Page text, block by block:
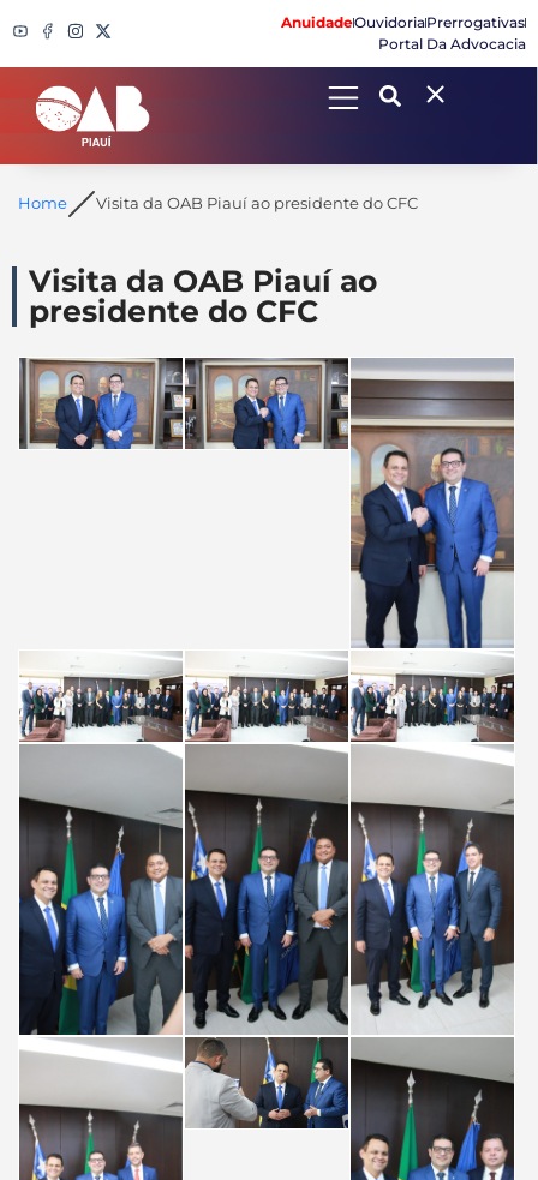
AnuidadeOuvidoriaPrerrogativas
Portal Da Advocacia
Search
Home Visita da OAB Piauí ao presidente do CFC
Visita da OAB Piauí ao
presidente do CFC